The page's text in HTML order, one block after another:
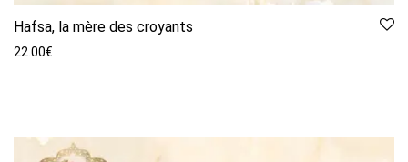
Hafsa, la mère des croyants
22.00€